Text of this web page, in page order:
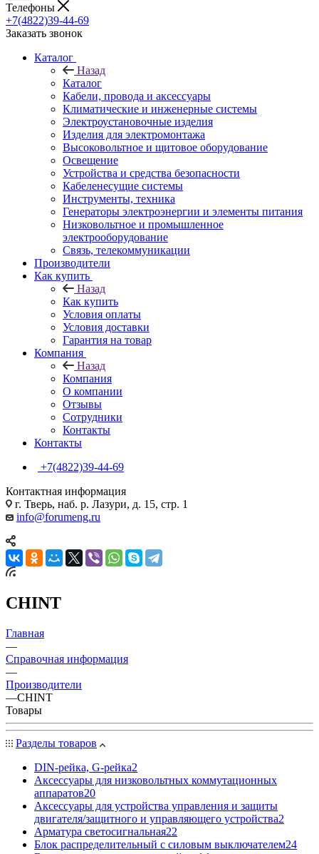
Телефоны
+7(4822)39-44-69
Заказать звонок
Каталог
Назад
Каталог
Кабели, провода и аксессуары
Климатические и инженерные системы
Электроустановочные изделия
Изделия для электромонтажа
Высоковольтное и щитовое оборудование
Освещение
Устройства и средства безопасности
Кабеленесущие системы
Инструменты, техника
Генераторы электроэнергии и элементы питания
Низковольтное и промышленное
электрооборудование
Связь, телекоммуникации
Производители
Как купить
Назад
Как купить
Условия оплаты
Условия доставки
Гарантия на товар
Компания
Назад
Компания
О компании
Отзывы
Сотрудники
Контакты
Контакты
+7(4822)39-44-69
Контактная информация
г. Тверь, наб. р. Лазури, д. 15, стр. 1
info@forumeng.ru
CHINT
Главная
—
Справочная информация
—
Производители
—CHINT
Товары
Разделы товаров
DIN-рейка, G-рейка2
Аксессуары для низковольтных коммутационных
аппаратов20
Аксессуары для устройства управления и защиты
двигателя/защитного и управляющего устройства2
Арматура светосигнальная22
Блок распределительный с силовым выключателем24